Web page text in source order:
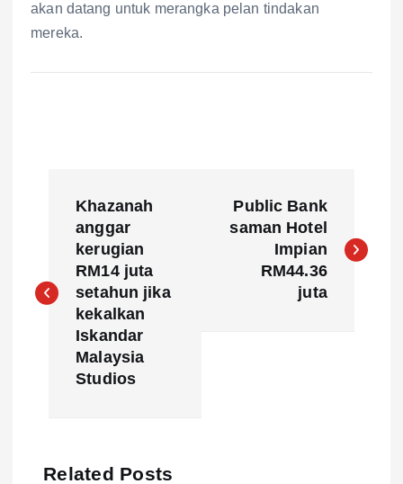
akan datang untuk merangka pelan tindakan
mereka.
s
Khazanah
anggar
kerugian
RM14 juta
setahun jika
kekalkan
Iskandar
Malaysia
Studios
Public Bank
saman Hotel
Impian
RM44.36
juta
Related Posts